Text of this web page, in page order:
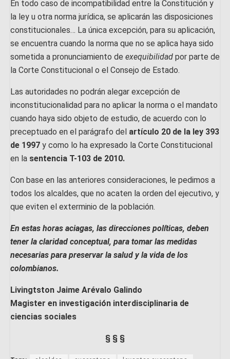
En todo caso de incompatibilidad entre la Constitución y
la ley u otra norma jurídica, se aplicarán las disposiciones
constitucionales… La única excepción, para su aplicación,
se encuentra cuando la norma que no se aplica haya sido
sometida a pronunciamiento de exequibilidad por parte de
la Corte Constitucional o el Consejo de Estado.
Las autoridades no podrán alegar excepción de
inconstitucionalidad para no aplicar la norma o el mandato
cuando haya sido objeto de estudio, de acuerdo con lo
preceptuado en el parágrafo del artículo 20 de la ley 393
de 1997 y como lo ha expresado la Corte Constitucional
en la sentencia T-103 de 2010.
Con base en las anteriores consideraciones, le pedimos a
todos los alcaldes, que no acaten la orden del ejecutivo, y
que eviten el exterminio de la población.
En estas horas aciagas, las direcciones políticas, deben
tener la claridad conceptual, para tomar las medidas
necesarias para preservar la salud y la vida de los
colombianos.
Livingtston Jaime Arévalo Galindo
Magister en investigación interdisciplinaria de
ciencias sociales
§ § §